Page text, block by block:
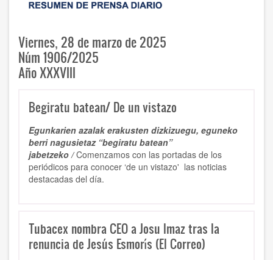
Viernes, 28 de marzo de 2025
Núm 1906/2025
Año XXXVIII
Begiratu batean/ De un vistazo
Egunkarien azalak erakusten dizkizuegu, eguneko
berri nagusietaz “begiratu batean”
jabetzeko /Comenzamos con las portadas de los
periódicos para conocer ‘de un vistazo' las noticias
destacadas del día.
Tubacex nombra CEO a Josu Imaz tras la
renuncia de Jesús Esmorís (El Correo)